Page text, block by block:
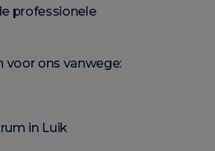
professionele
voor ons vanwege:
in Luik